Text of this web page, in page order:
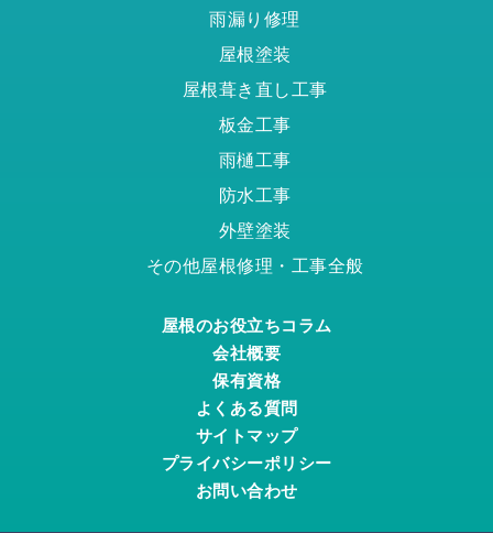
雨漏り修理
屋根塗装
屋根葺き直し工事
板金工事
雨樋工事
防水工事
外壁塗装
その他屋根修理・工事全般
屋根のお役立ちコラム
会社概要
保有資格
よくある質問
サイトマップ
プライバシーポリシー
お問い合わせ